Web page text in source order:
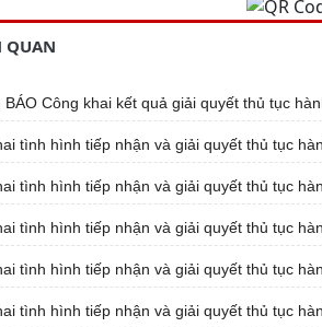
QUAN
BÁO Công khai kết quả giải quyết thủ tục
tình hình tiếp nhận và giải quyết thủ tục
tình hình tiếp nhận và giải quyết thủ tục
tình hình tiếp nhận và giải quyết thủ tục
tình hình tiếp nhận và giải quyết thủ tục
tình hình tiếp nhận và giải quyết thủ tục